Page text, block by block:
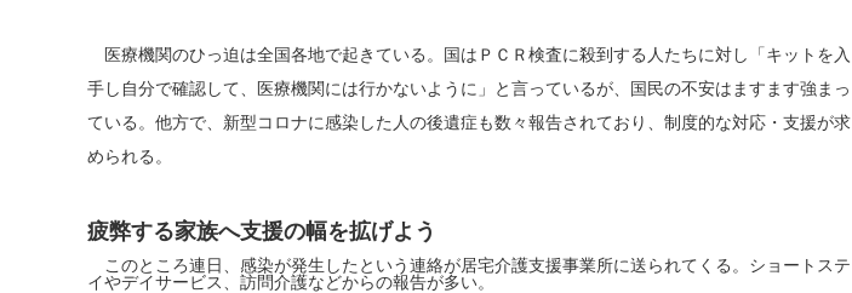
医療機関のひっ迫は全国各地で起きている。国はＰＣＲ検査に殺到する人たちに対し「キットを入
手し自分で確認して、医療機関には行かないように」と言っているが、国民の不安はますます強まっ
ている。他方で、新型コロナに感染した人の後遺症も数々報告されており、制度的な対応・支援が求
められる。
疲弊する家族へ支援の幅を拡げよう
このところ連日、感染が発生したという連絡が居宅介護支援事業所に送られてくる。ショートステ
イやデイサービス、訪問介護などからの報告が多い。